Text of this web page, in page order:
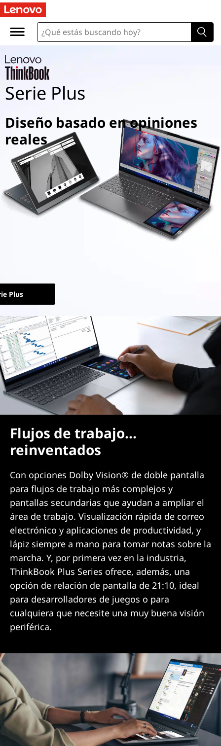
Serie Plus
Diseño basado en opiniones
reales
Plus
Flujos de trabajo...
reinventados
Con opciones Dolby Vision® de doble pantalla
para flujos de trabajo más complejos y
pantallas secundarias que ayudan a ampliar el
área de trabajo. Visualización rápida de correo
electrónico y aplicaciones de productividad, y
lápiz siempre a mano para tomar notas sobre la
marcha. Y, por primera vez en la industria,
ThinkBook Plus Series ofrece, además, una
opción de relación de pantalla de 21:10, ideal
para desarrolladores de juegos o para
cualquiera que necesite una muy buena visión
periférica.